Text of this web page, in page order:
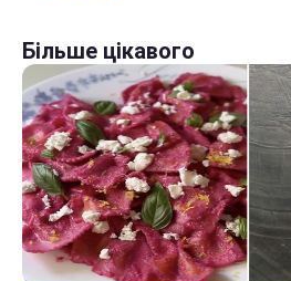
Більше цікавого